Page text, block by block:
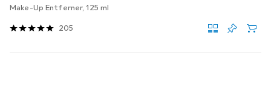
Make-Up Entferner, 125 ml
205